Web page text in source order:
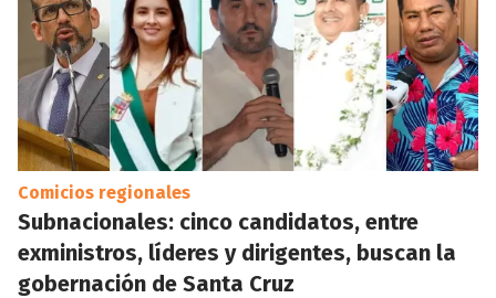
Comicios regionales
Subnacionales: cinco candidatos, entre
exministros, líderes y dirigentes, buscan la
gobernación de Santa Cruz